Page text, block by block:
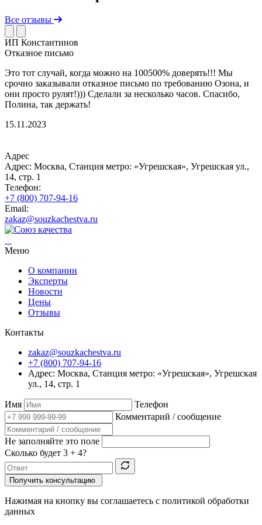
Все отзывы
ИП Константинов
Отказное письмо
Это тот случай, когда можно на 100500% доверять!!! Мы
срочно заказывали отказное письмо по требованию Озона, и
они просто рулят!))) Сделали за несколько часов. Спасибо,
Полина, так держать!
15.11.2023
Адрес
Адрес: Москва, Станция метро: «Угрешская», Угрешская ул.,
14, стр. 1
Телефон:
+7 (800) 707-94-16
Email:
zakaz@souzkachestva.ru
Меню
О компании
Эксперты
Новости
Цены
Отзывы
Контакты
zakaz@souzkachestva.ru
+7 (800) 707-94-16
Адрес: Москва, Станция метро: «Угрешская», Угрешская
ул., 14, стр. 1
Имя
Телефон
Комментарий / сообщение
Не заполняйте это поле
Сколько будет 3 + 4?
Получить консультацию
Нажимая на кнопку вы соглашаетесь с политикой обработки
данных